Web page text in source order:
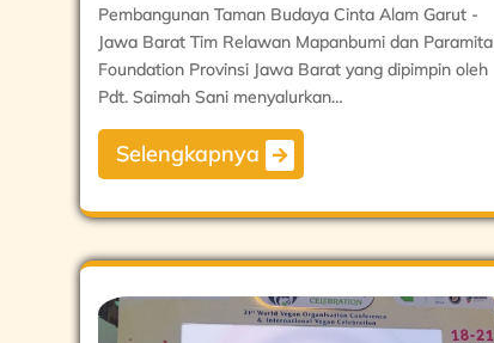
Pembangunan Taman Budaya Cinta Alam Garut -
Jawa Barat Tim Relawan Mapanbumi dan Paramita
Foundation Provinsi Jawa Barat yang dipimpin oleh
Pdt. Saimah Sani menyalurkan…
Selengkapnya